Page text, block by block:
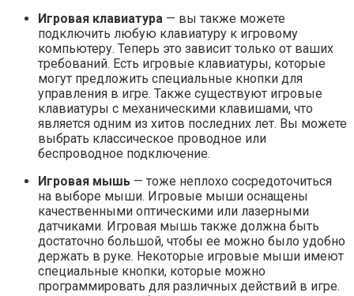
Игровая клавиатура — вы также можете
подключить любую клавиатуру к игровому
компьютеру. Теперь это зависит только от ваших
требований. Есть игровые клавиатуры, которые
могут предложить специальные кнопки для
управления в игре. Также существуют игровые
клавиатуры с механическими клавишами, что
является одним из хитов последних лет. Вы можете
выбрать классическое проводное или
беспроводное подключение.
Игровая мышь — тоже неплохо сосредоточиться
на выборе мыши. Игровые мыши оснащены
качественными оптическими или лазерными
датчиками. Игровая мышь также должна быть
достаточно большой, чтобы ее можно было удобно
держать в руке. Некоторые игровые мыши имеют
специальные кнопки, которые можно
программировать для различных действий в игре.